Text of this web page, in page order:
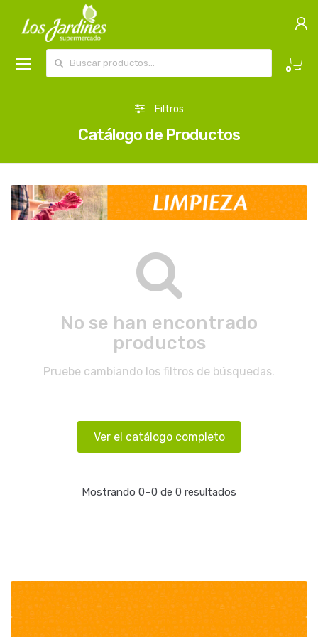
0
Filtros
Catálogo de Productos
No se han encontrado
productos
Pruebe cambiando los filtros de búsquedas.
Ver el catálogo completo
Mostrando 0–0 de 0 resultados